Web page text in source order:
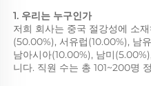
1. 우리는 누구인가
저희 회사는 중국 절강성에 소
(50.00%), 서유럽(10.00%), 남
남아시아(10.00%), 남미
니다. 직원 수는 총 101~200명